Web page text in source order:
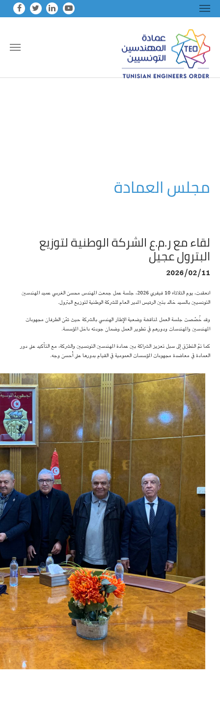
مجلس العمادة
لقاء مع ر.م.ع الشركة الوطنية لتوزيع
البترول عجيل
2026/02/11
انعقدت، يوم الثلاثاء 10 فيفري 2026، جلسة عمل جمعت المهندس محسن الغرسي عميد المهندسين
التونسيين بالسيد خالد بتين الرئيس المدير العام للشركة الوطنية لتوزيع البترول.
وقد خُصّصت جلسة العمل لمناقشة وضعية الإطار الهندسي بالشركة حيث ثمّن الطرفان مجهودات
المهندسين والمهندسات ودورهم في تطوير العمل وضمان جودته داخل المؤسسة.
كما تمّ التطرّق إلى سبل تعزيز الشراكة بين عمادة المهندسين التونسيين والشركة، مع التأكيد على دور
العمادة في معاضدة مجهودات المؤسسات العمومية في القيام بدورها على أحسن وجه.